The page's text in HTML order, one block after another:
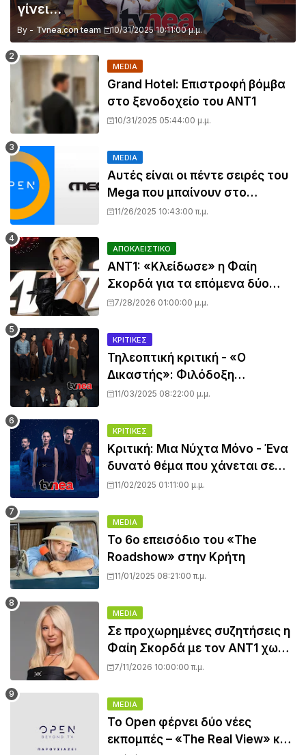
γίνει...
By - Tvnea.con team 10/31/2025 10:11:00 μ.μ.
MEDIA
Grand Hotel: Επιστροφή βόμβα
στο ξενοδοχείο του ΑΝΤ1
10/31/2025 05:44:00 μ.μ.
MEDIA
Αυτές είναι οι πέντε σειρές του
Mega που μπαίνουν στο
πρόγραμμα του OPEN
11/26/2025 10:43:00 π.μ.
ΑΠΟΚΛΕΙΣΤΙΚΟ
ANT1: «Κλείδωσε» η Φαίη
Σκορδά για τα επόμενα δύο
χρόνια – Θα μπει στο
7/28/2026 01:00:00 μ.μ.
ΚΡΙΤΙΚΈΣ
Τηλεοπτική κριτική - «Ο
Δικαστής»: Φιλόδοξη
παραγωγή με κύρος, αλλά
11/03/2025 08:22:00 μ.μ.
ΚΡΙΤΙΚΈΣ
Κριτική: Μια Νύχτα Μόνο - Ένα
δυνατό θέμα που χάνεται σε
αργό ρυθμό και προβλέψιμες
11/02/2025 01:11:00 μ.μ.
MEDIA
Το 6ο επεισόδιο του «The
Roadshow» στην Κρήτη
11/01/2025 08:21:00 π.μ.
MEDIA
Σε προχωρημένες συζητήσεις η
Φαίη Σκορδά με τον ΑΝΤ1 χωρίς
συμφωνία... - Όλο το ρεπορτάζ
7/11/2026 10:00:00 π.μ.
MEDIA
Το Open φέρνει δύο νέες
εκπομπές – «The Real View» και